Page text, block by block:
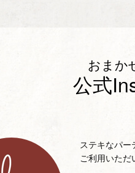
おまか
公式
ステキなパー
ご利用いただ